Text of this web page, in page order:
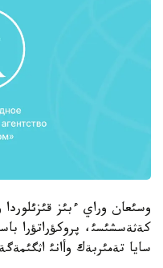
وسئعان وراي ءبئز
كةثةسشئسئ، پروكؤراتؤرا
سايا تةمئربةك وأانئ